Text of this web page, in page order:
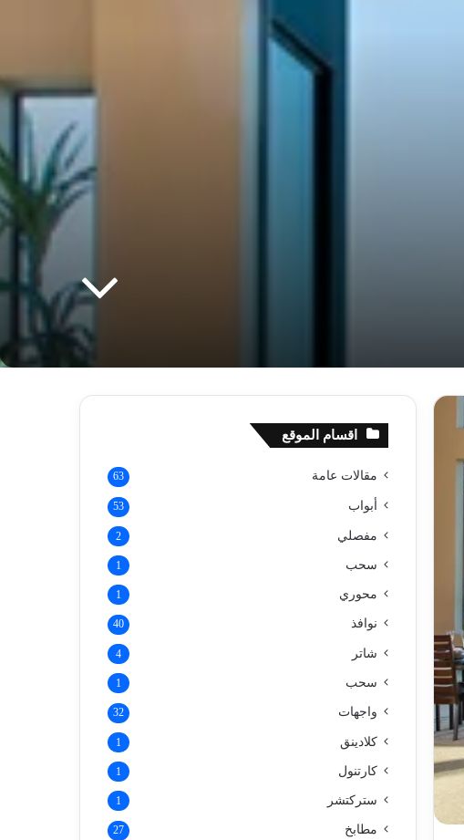
اقسام الموقع
مقالات عامة 63
أبواب 53
مفصلي 2
سحب 1
محوري 1
نوافذ 40
شاتر 4
سحب 1
واجهات 32
كلادينق 1
كارتنول 1
ستركتشر 1
مطابخ 27